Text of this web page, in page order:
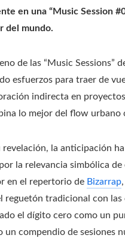
en una “Music Session
del mundo.
de las “Music
esfuerzos para traer de
indirecta en
lo mejor del flow urbano
revelación, la anticipación
la relevancia simbólica
en el repertorio de Bizarrap
reguetón tradicional con las
el dígito cero como un
un compendio de sesiones